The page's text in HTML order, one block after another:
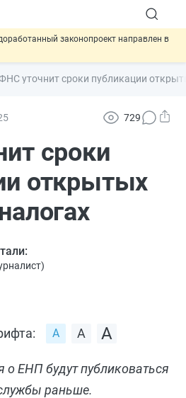
законопроект направлен в
новые формы сертификата и
вступающие в силу сегодня
уточнит сроки публикации
729
сроки
открытых
)
о ЕНП будут публиковаться
раньше.